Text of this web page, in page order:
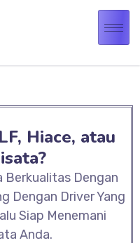
Hiace, atau
Berkualitas Dengan
Dengan Driver Yang
Siap Menemani
Anda.